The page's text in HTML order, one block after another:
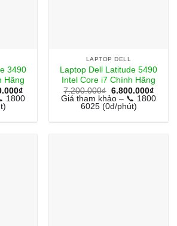
3490
Hãng
₫Giá
hiện
6.050.000₫.
1800
LAPTOP DELL
Laptop Dell Latitude 5490
Intel Core i7 Chính Hãng
7.200.000₫ Giá
gốc
là:
7.200.000₫.
6.800.000₫Giá
hiện
Giá tham khảo – 📞 1800
6025 (0đ/phút)